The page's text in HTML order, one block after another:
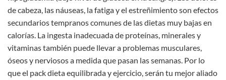
de cabeza, las náuseas, la fatiga y el estreñimiento son efectos
secundarios tempranos comunes de las dietas muy bajas en
calorías. La ingesta inadecuada de proteínas, minerales y
vitaminas también puede llevar a problemas musculares,
óseos y nerviosos a medida que pasan las semanas. Por lo
que el pack dieta equilibrada y ejercicio, serán tu mejor aliado